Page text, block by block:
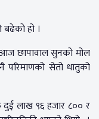
हो ।
छापावाल सुनको मोल
परिमाणको सेतो धातुको
दुई लाख ९६ हजार ८०० र